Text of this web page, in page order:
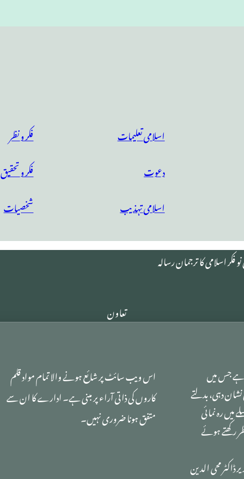
اسلامی تعلیمات فکر و نظر
دعوت فکر و تحقیق
اسلامی تہذیب شخصیات
اسلامی کا ترجمان رسالہ
تعاون
ہے جس میں
دہی، بدلتے
رہ نمائی
رکھتے ہوئے
ڈاکٹر محی الدین
اس ویب سائٹ پر شائع ہونے والا تمام مواد قلم
کاروں کی ذاتی آراء پر مبنی ہے۔ ادارے کا ان سے
متفق ہونا ضروری نہیں۔